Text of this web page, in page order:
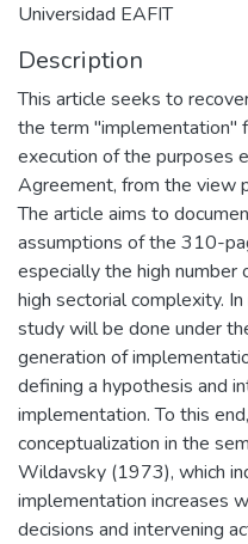
Universidad EAFIT
Description
This article seeks to
the term "implementation"
execution of the purposes
Agreement, from the view
The article aims to
assumptions of the 310-
especially the high number
high sectorial complexity.
study will be done under
generation of
defining a hypothesis and
implementation. To this
conceptualization in the
Wildavsky (1973), which
implementation increases
decisions and intervening